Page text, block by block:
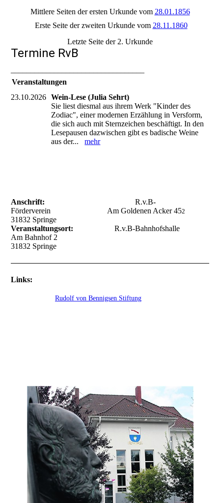
Mittlere Seiten der ersten Urkunde vom 28.01.1856
Erste Seite der zweiten Urkunde vom 28.11.1860
Letzte Seite der 2. Urkunde
Termine RvB
Veranstaltungen
23.10.2026
Wein-Lese (Julia Sehrt)
Sie liest diesmal aus ihrem Werk "Kinder des
Zodiac", einer modernen Erzählung in Versform,
die sich auch mit Sternzeichen beschäftigt. In den
Lesepausen dazwischen gibt es badische Weine
aus der...mehr
Anschrift:R.v.B-
Förderverein Am Goldenen Acker 452
31832 Springe
Veranstaltungsort:R.v.B-Bahnhofshalle
Am Bahnhof 2
31832 Springe
Links:
Rudolf von Bennigsen Stiftung